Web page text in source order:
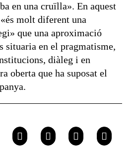
en una cruïlla». En aquest
molt diferent una
que una aproximació
situaria en el pragmatisme,
diàleg i en
oberta que ha suposat el